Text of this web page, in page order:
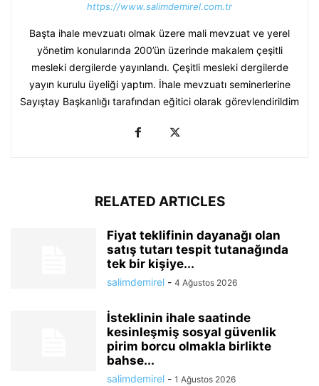
https://www.salimdemirel.com.tr
Başta ihale mevzuatı olmak üzere mali mevzuat ve yerel
yönetim konularında 200’ün üzerinde makalem çeşitli
mesleki dergilerde yayınlandı. Çeşitli mesleki dergilerde
yayın kurulu üyeliği yaptım. İhale mevzuatı seminerlerine
Sayıştay Başkanlığı tarafından eğitici olarak görevlendirildim
RELATED ARTICLES
Fiyat teklifinin dayanağı olan
satış tutarı tespit tutanağında
tek bir kişiye...
salimdemirel - 4 Ağustos 2026
İsteklinin ihale saatinde
kesinleşmiş sosyal güvenlik
pirim borcu olmakla birlikte
bahse...
salimdemirel - 1 Ağustos 2026